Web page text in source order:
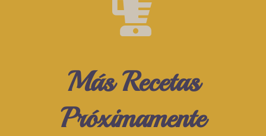
Más Recetas
Próximamente